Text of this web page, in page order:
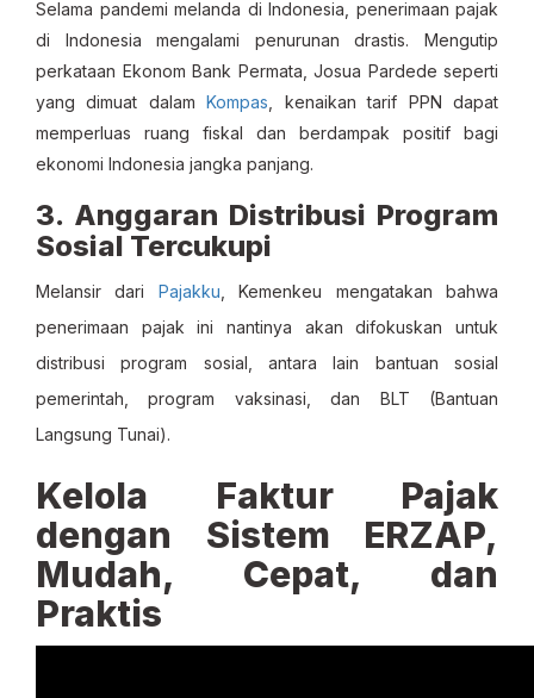
Selama pandemi melanda di Indonesia, penerimaan pajak
di Indonesia mengalami penurunan drastis. Mengutip
perkataan Ekonom Bank Permata, Josua Pardede seperti
yang dimuat dalamKompas , kenaikan tarif PPN dapat
memperluas ruang fiskal dan berdampak positif bagi
ekonomi Indonesia jangka panjang.
3. Anggaran Distribusi Program
Sosial Tercukupi
Melansir dari Pajakku , Kemenkeu mengatakan bahwa
penerimaan pajak ini nantinya akan difokuskan untuk
distribusi program sosial, antara lain bantuan sosial
pemerintah, program vaksinasi, dan BLT (Bantuan
Langsung Tunai).
Kelola Faktur Pajak
dengan Sistem ERZAP,
Mudah, Cepat, dan
Praktis